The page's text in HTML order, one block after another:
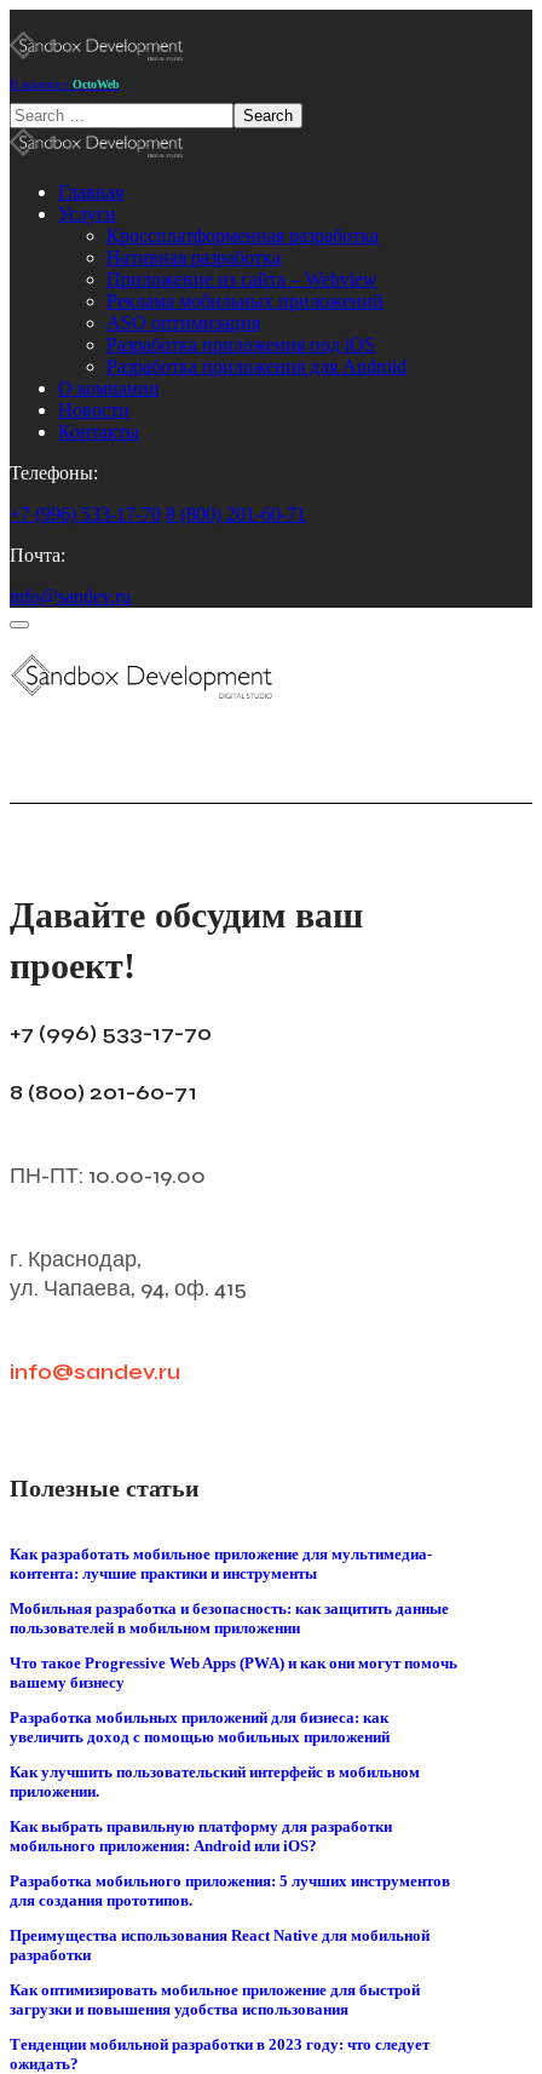
В альянсе с OctoWeb
Главная
Услуги
Кроссплатформенная разработка
Нативная разработка
Приложение из сайта – Webview
Реклама мобильных приложений
ASO оптимизация
Разработка приложения под iOS
Разработка приложения для Android
О компании
Новости
Контакты
Телефоны:
+7 (996) 533-17-70 8 (800) 201-60-71
Почта:
info@sandev.ru
Давайте обсудим ваш
проект!
+7 (996) 533-17-70
8 (800) 201-60-71
ПН-ПТ: 10.00-19.00
г. Краснодар,
ул. Чапаева, 94, оф. 415
info@sandev.ru
Полезные статьи
Как разработать мобильное приложение для мультимедиа-
контента: лучшие практики и инструменты
Мобильная разработка и безопасность: как защитить данные
пользователей в мобильном приложении
Что такое Progressive Web Apps (PWA) и как они могут помочь
вашему бизнесу
Разработка мобильных приложений для бизнеса: как
увеличить доход с помощью мобильных приложений
Как улучшить пользовательский интерфейс в мобильном
приложении.
Как выбрать правильную платформу для разработки
мобильного приложения: Android или iOS?
Разработка мобильного приложения: 5 лучших инструментов
для создания прототипов.
Преимущества использования React Native для мобильной
разработки
Как оптимизировать мобильное приложение для быстрой
загрузки и повышения удобства использования
Тенденции мобильной разработки в 2023 году: что следует
ожидать?